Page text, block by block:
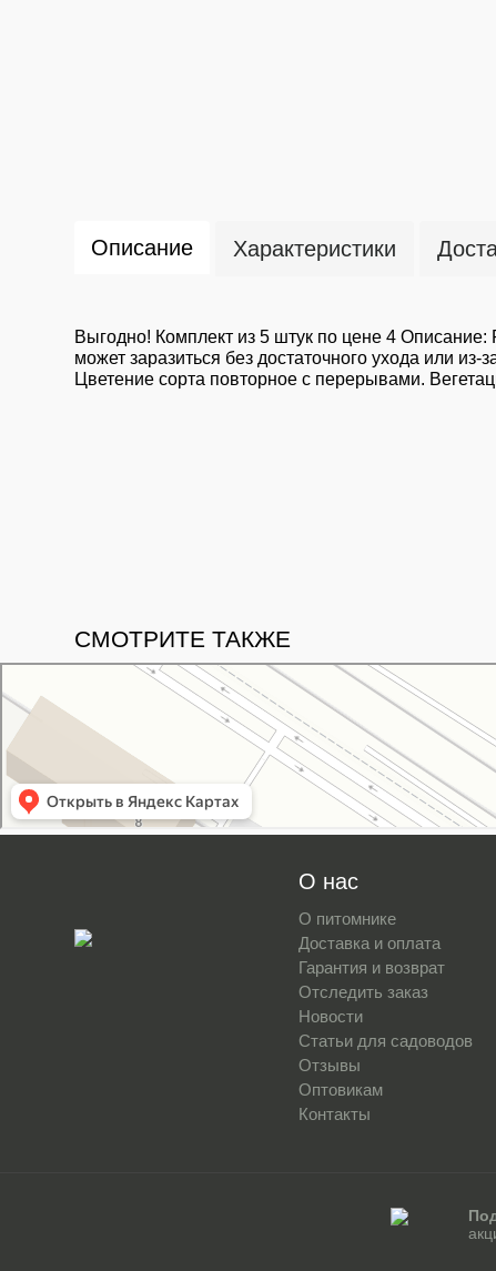
Описание Характеристики
Выгодно! Комплект из 5 штук по цене 4 Описание:
может заразиться без достаточного ухода или
Цветение сорта повторное с перерывами.
СМОТРИТЕ ТАКЖЕ
Питомник растений в Москве
Садовый центр в Москве
О нас
О питомнике
Доставка и оплата
Гарантия и возврат
Отследить заказ
Новости
Статьи для садоводов
Отзывы
Оптовикам
Контакты